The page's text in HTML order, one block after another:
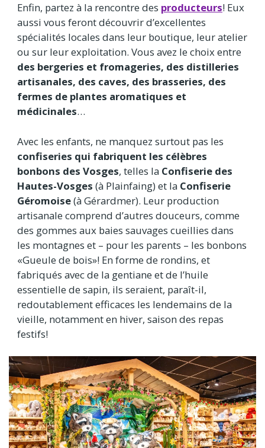
Enfin, partez à la rencontre des producteurs! Eux
aussi vous feront découvrir d’excellentes
spécialités locales dans leur boutique, leur atelier
ou sur leur exploitation. Vous avez le choix entre
des bergeries et fromageries, des distilleries
artisanales, des caves, des brasseries, des
fermes de plantes aromatiques et
médicinales…
Avec les enfants, ne manquez surtout pas les
confiseries qui fabriquent les célèbres
bonbons des Vosges, telles la Confiserie des
Hautes-Vosges (à Plainfaing) et la Confiserie
Géromoise(à Gérardmer). Leur production
artisanale comprend d’autres douceurs, comme
des gommes aux baies sauvages cueillies dans
les montagnes et – pour les parents – les bonbons
«Gueule de bois»! En forme de rondins, et
fabriqués avec de la gentiane et de l’huile
essentielle de sapin, ils seraient, paraît-il,
redoutablement efficaces les lendemains de la
vieille, notamment en hiver, saison des repas
festifs!